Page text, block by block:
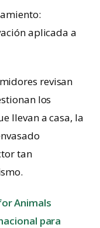
aplicada a
revisan
los
llevan a casa, la
tan
Animals
para